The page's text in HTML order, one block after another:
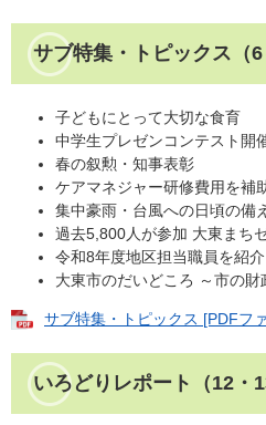
サブ特集・トピックス （
子どもにとって大切な食育
中学生プレゼンコンテスト開
春の叙勲・知事表彰
ケアマネジャー研修費用を補
集中豪雨・台風への日頃の備え
過去5,800人が参加 大東まち
令和8年度地区担当職員を紹介
大東市のだいどころ ～市の財
サブ特集・トピックス [PDFフ
いろどりレポート（12・